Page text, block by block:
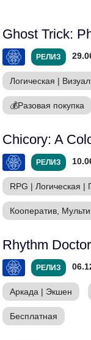
Ghost Trick:
РЕЛИЗ
Логическая |
💰Разовая покупка
Chicory: A
РЕЛИЗ
RPG | Логическая |
Кооператив,
Rhythm Doctor
РЕЛИЗ
Аркада | Экшен
Бесплатная